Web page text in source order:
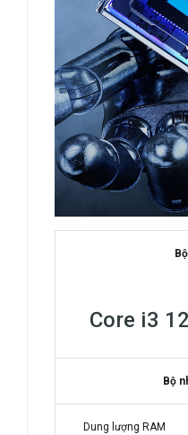
Core i3
Bộ
Dung lượng RAM